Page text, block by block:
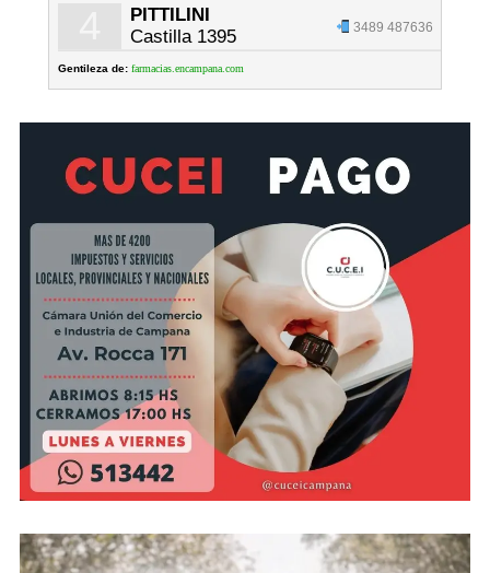
PITTILINI
Castilla 1395
3489 487636
Gentileza de: farmacias.encampana.com